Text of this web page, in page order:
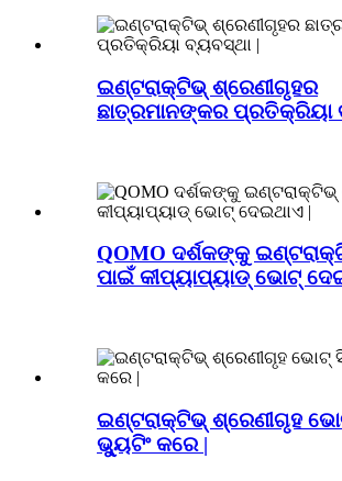
ଇଣ୍ଟରାକ୍ଟିଭ୍ ଶ୍ରେଣୀଗୃହର
ଛାତ୍ରମାନଙ୍କର ପ୍ରତିକ୍ରିୟା
QOMO ଦର୍ଶକଙ୍କୁ
ପାଇଁ କୀପ୍ୟାପ୍ୟାଡ୍ ଭୋଟ୍
ଇଣ୍ଟରାକ୍ଟିଭ୍ ଶ୍ରେଣୀଗୃହ
ଭ୍ୟୁଟିଂ କରେ |